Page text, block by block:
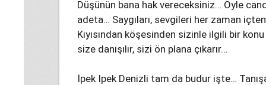
Düşünün bana hak vereceksiniz… Öyle
adeta… Saygıları, sevgileri her zaman
Kıyısından köşesinden sizinle ilgili bir
size danışılır, sizi ön plana çıkarır…
İpek Ipek Denizli tam da budur işte…